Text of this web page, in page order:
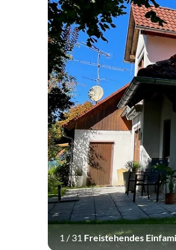
1 / 31 Freistehendes